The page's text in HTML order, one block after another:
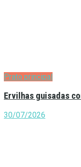
Prato principal
Ervilhas guisadas
30/07/2026